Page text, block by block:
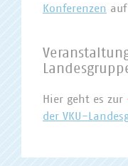
Konferenzen
Hier geht es zur
der VKU-